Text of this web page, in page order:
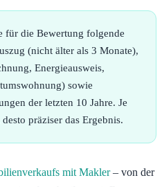
für die Bewertung folgende
(nicht älter als 3 Monate),
Energieausweis,
sowie
der letzten 10 Jahre. Je
präziser das Ergebnis.
mit Makler– von der